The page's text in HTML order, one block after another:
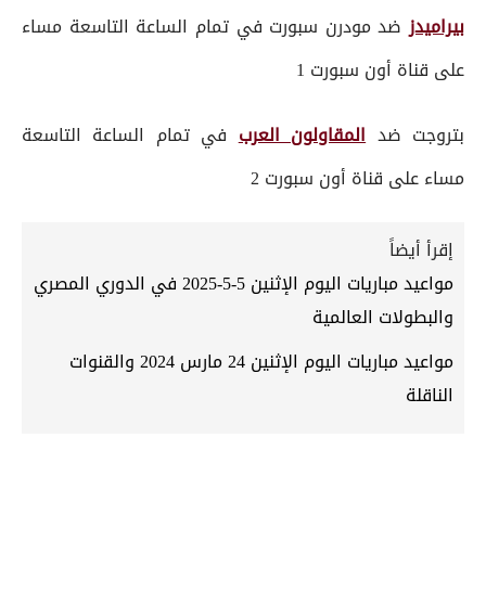
بيراميدزضد مودرن سبورت في تمام الساعة التاسعة مساء
على قناة أون سبورت 1
بتروجت ضدالمقاولون العربفي تمام الساعة التاسعة
مساء على قناة أون سبورت 2
إقرأ أيضاً
مواعيد مباريات اليوم الإثنين 5-5-2025 في الدوري المصري
والبطولات العالمية
مواعيد مباريات اليوم الإثنين 24 مارس 2024 والقنوات
الناقلة